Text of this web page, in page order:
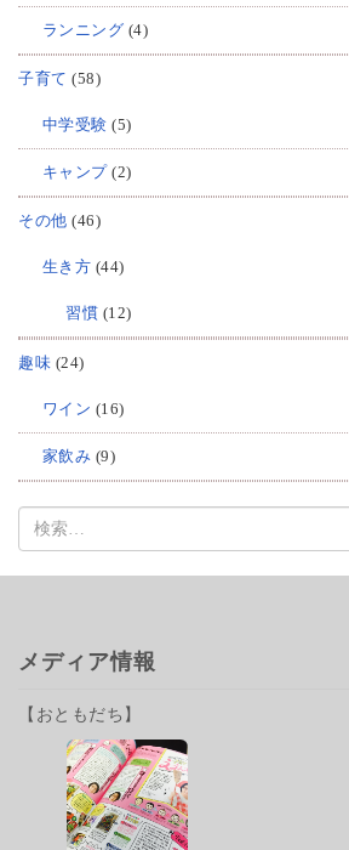
ランニング (4)
子育て (58)
中学受験 (5)
キャンプ(2)
その他 (46)
生き方 (44)
習慣 (12)
趣味 (24)
ワイン (16)
家飲み (9)
メディア情報
【おともだち】